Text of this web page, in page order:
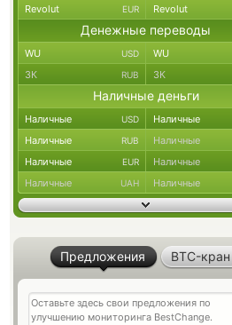
Revolut EUR Revolut
Денежные переводы
WU USD WU
ЗК RUB ЗК
Наличные деньги
Наличные USD Наличные
Наличные RUB Наличные
Наличные EUR Наличные
Наличные UAH Наличные
Предложения BTC-кран